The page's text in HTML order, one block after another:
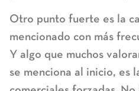
Otro punto fuerte es la
mencionado con más
Y algo que muchos
se menciona al inicio, es